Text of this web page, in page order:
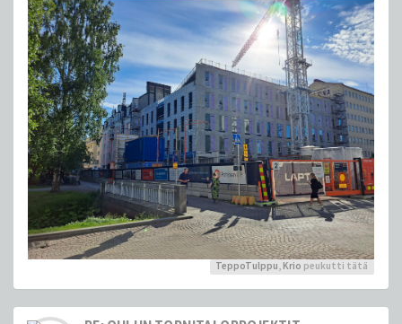
TeppoTulppu, Krio peukutti tätä